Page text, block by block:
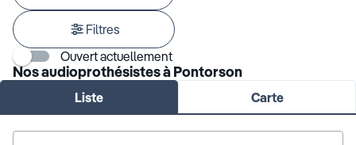
Filtres
Ouvert actuellement
Nos audioprothésistes à Pontorson
Liste Carte